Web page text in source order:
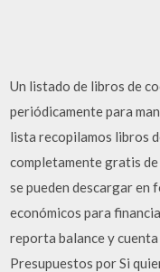
Un listado de libros de
periódicamente para
lista recopilamos libros
completamente gratis
se pueden descargar en
económicos para
reporta balance y cuenta
Presupuestos por Si